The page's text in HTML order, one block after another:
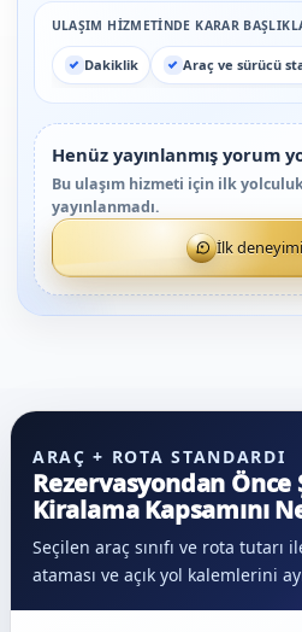
ULAŞIM HIZMETINDE KARAR
Dakiklik Araç ve sürücü
Henüz yayınlanmış yorum
Bu ulaşım hizmeti için ilk
yayınlanmadı.
İlk
ARAÇ + ROTA STANDARDI
Rezervasyondan
Kiralama Kapsamını
Seçilen araç sınıfı ve rota tutarı
ataması ve açık yol kalemlerini